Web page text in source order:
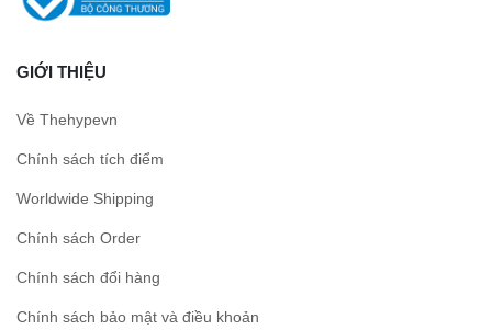
GIỚI THIỆU
Về Thehypevn
Chính sách tích điểm
Worldwide Shipping
Chính sách Order
Chính sách đổi hàng
Chính sách bảo mật và điều khoản